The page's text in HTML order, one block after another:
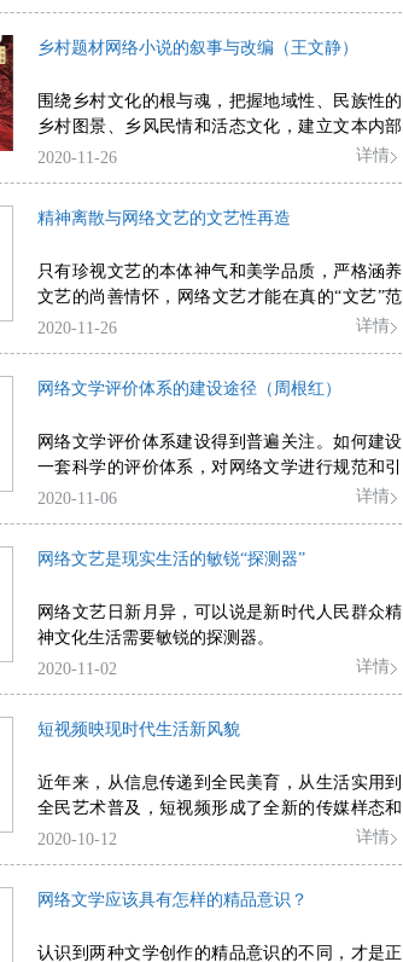
乡村题材网络小说的叙事与改编（王文静）
围绕乡村文化的根与魂，把握地域性、民族性的
乡村图景、乡风民情和活态文化，建立文本内部
的精神内核，从而突出网文的“首因效应”，小说
2020-11-26 详情
精神离散与网络文艺的文艺性再造
只有珍视文艺的本体神气和美学品质，严格涵养
文艺的尚善情怀，网络文艺才能在真的“文艺”范
畴点亮璀璨恢弘的文艺星空。
2020-11-26 详情
网络文学评价体系的建设途径（周根红）
网络文学评价体系建设得到普遍关注。如何建设
一套科学的评价体系，对网络文学进行规范和引
导，是当前迫切需要探讨的重要问题。
2020-11-06 详情
网络文艺是现实生活的敏锐“探测器”
网络文艺日新月异，可以说是新时代人民群众精
神文化生活需要敏锐的探测器。
2020-11-02
详情
短视频映现时代生活新风貌
近年来，从信息传递到全民美育，从生活实用到
全民艺术普及，短视频形成了全新的传媒样态和
文化景观。
2020-10-12 详情
网络文学应该具有怎样的精品意识？
认识到两种文学创作的精品意识的不同，才是正